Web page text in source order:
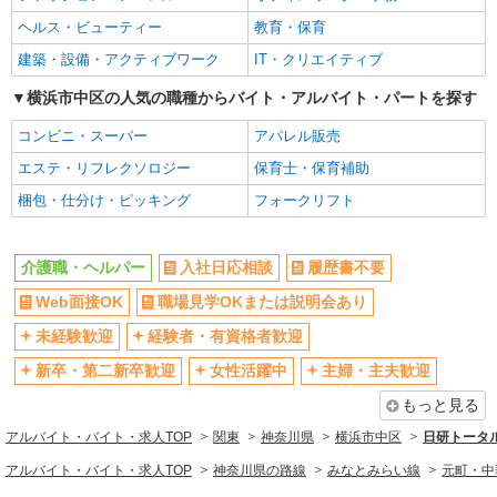
時給1550円〜2312円 ＜交通費全支給(ガソリ
ン代含む)＞
横浜市中区本牧三之谷
キープ 詳細を見る
派遣社員
株式会社kotrio /●YK-H-1901630
根岸駅＠有料老人ホーム◎上質な支援、納得の
時給1450円〜2187円 ＜日払い有/週払い有/交
通費全支給(ガソリン代含む)＞
横浜市中区≪最寄駅：根岸駅≫
キープ 詳細を見る
株式会社kotrio /●YK-H-1902265
＜山手＞サ高住スタッフ＊教育体制充実◎30
Web面接OK
職場見学OKまたは説明会あり
未経験歓迎
経験者・有資格者歓迎
新卒・第二新卒歓迎
女性活躍中
主婦・主夫歓迎
フリーター歓迎
学歴不問
ブランクOK
ミドル（40代～）活躍中
エルダー（50代～）活躍中
シニア（60代～）活躍中
昇給あり
10時～勤務OK
16時前退社OK
時間や曜日が選べる・シフト自由
深夜
禁煙・分煙
残業ほぼなし
転勤なし
登録制
社割・特典あり
研修制度あり
資格取得支援制度あり
高収入・高額
ヘルス・ビューティー
教育・保育
建築・設備・アクティブワーク
IT・クリエイティブ
横浜市中区の人気の職種からバイト・アルバイト・パートを探す
コンビニ・スーパー
アパレル販売
エステ・リフレクソロジー
保育士・保育補助
梱包・仕分け・ピッキング
フォークリフト
介護職・ヘルパー 入社日応相談
履歴書不要
Web面接OK
職場見学OKまたは説明会あり
未経験歓迎
経験者・有資格者歓迎
新卒・第二新卒歓迎
女性活躍中
主婦・主夫歓迎
もっと見る
アルバイト・バイト・求人TOP 関東 神奈川県 横浜市中区 日研トー
アルバイト・バイト・求人TOP 神奈川県の路線 みなとみらい線 元町・